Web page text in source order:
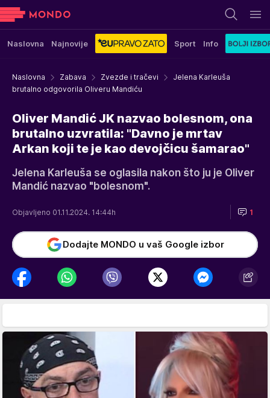
Naslovna Najnovije Sport Info
Naslovna Zabava Zvezde i tračevi
Jelena Karleuša
brutalno odgovorila Oliveru Mandiću
Oliver Mandić JK nazvao bolesnom, ona
brutalno uzvratila: "Davno je mrtav
Arkan koji te je kao devojčicu šamarao"
Jelena Karleuša se oglasila nakon što ju je Oliver
Mandić nazvao "bolesnom".
Objavljeno 01.11.2024. 14:44h 1
Dodajte MONDO u vaš Google izbor